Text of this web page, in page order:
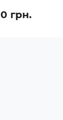
0 грн.